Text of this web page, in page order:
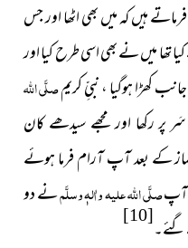
فرماتے ہیں کہ میں بھی اٹھا اور جس
تھا میں نے بھی اسی طرح کیا اور
کھڑا ہوگیا ، نبیِّ کریمصلَّی اللہ
پر رکھا اور مجھے سیدھے کان
کے بعد آپ آرام فرما ہوئے
آپصلَّی اللہ علیہ واٰلہٖ وسلَّمنے دو
گئے۔[10]